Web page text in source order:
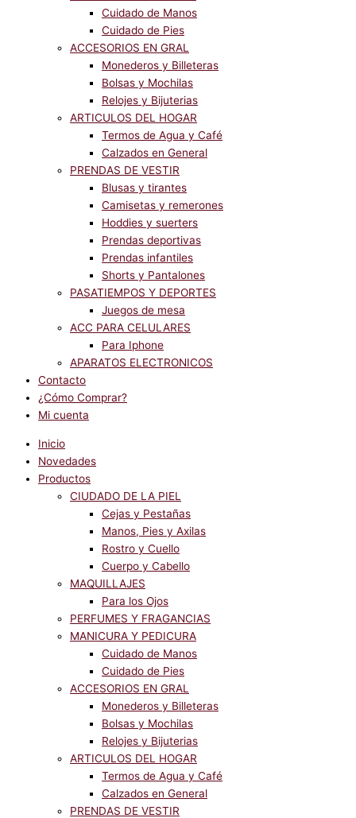
Cuidado de Manos
Cuidado de Pies
ACCESORIOS EN GRAL
Monederos y Billeteras
Bolsas y Mochilas
Relojes y Bijuterias
ARTICULOS DEL HOGAR
Termos de Agua y Café
Calzados en General
PRENDAS DE VESTIR
Blusas y tirantes
Camisetas y remerones
Hoddies y suerters
Prendas deportivas
Prendas infantiles
Shorts y Pantalones
PASATIEMPOS Y DEPORTES
Juegos de mesa
ACC PARA CELULARES
Para Iphone
APARATOS ELECTRONICOS
Contacto
¿Cómo Comprar?
Mi cuenta
Inicio
Novedades
Productos
CIUDADO DE LA PIEL
Cejas y Pestañas
Manos, Pies y Axilas
Rostro y Cuello
Cuerpo y Cabello
MAQUILLAJES
Para los Ojos
PERFUMES Y FRAGANCIAS
MANICURA Y PEDICURA
Cuidado de Manos
Cuidado de Pies
ACCESORIOS EN GRAL
Monederos y Billeteras
Bolsas y Mochilas
Relojes y Bijuterias
ARTICULOS DEL HOGAR
Termos de Agua y Café
Calzados en General
PRENDAS DE VESTIR